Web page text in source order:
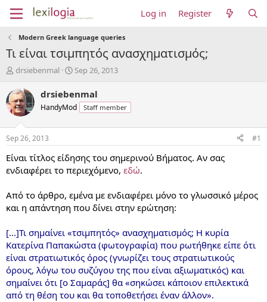
Log in Register
Modern Greek language queries
Τι είναι τσιμπητός ανασχηματισμός;
T
r
e
a
d
t
a
r
t
r
drsiebenmal
S
a
r
t
t
e
Sep 26, 2013
drsiebenmal
HandyMod Staff member
Sep 26, 2013 #1
Είναι τίτλος είδησης του σημερινού Βήματος. Αν σας
ενδιαφέρει το περιεχόμενο, εδώ.
Από το άρθρο, εμένα με ενδιαφέρει μόνο το γλωσσικό μέρος
και η απάντηση που δίνει στην ερώτηση:
[...]Τι σημαίνει «τσιμπητός» ανασχηματισμός; Η κυρία
Κατερίνα Παπακώστα (φωτογραφία) που ρωτήθηκε είπε ότι
είναι στρατιωτικός όρος (γνωρίζει τους στρατιωτικούς
όρους, λόγω του συζύγου της που είναι αξιωματικός) και
σημαίνει ότι [ο Σαμαράς] θα «σηκώσει κάποιον επιλεκτικά
από τη θέση του και θα τοποθετήσει έναν άλλον».